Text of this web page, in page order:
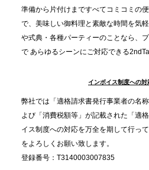
2025.11.21
プレスリリースのご案内｜忘
分”の時代へ。法人注文が前年
オードブル」が提案する、新
プレスリリースのご案内｜職
納会ケータリング”が人気。幹
コミュニケーションを促進
準備から片付けまですべてコミコミの
で、美味しい御料理と素敵な時間を気
や式典・各種パーティーのことなら、
で あらゆるシーンにご対応できる
インボイス制度への対
弊社では「適格請求書発行事業者の名
よび「消費税額等」が記載された「適
イス制度への対応を万全を期して行っ
をよろしくお願い致します。
登録番号：T3140003007835